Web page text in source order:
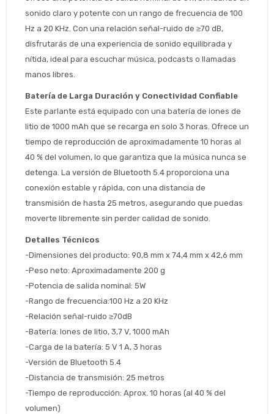
sonido claro y potente con un rango de frecuencia de 100
Hz a 20 KHz. Con una relación señal-ruido de ≥70 dB,
disfrutarás de una experiencia de sonido equilibrada y
nítida, ideal para escuchar música, podcasts o llamadas
manos libres.
Batería de Larga Duración y Conectividad Confiable
Este parlante está equipado con una batería de iones de
litio de 1000 mAh que se recarga en solo 3 horas. Ofrece un
tiempo de reproducción de aproximadamente 10 horas al
40 % del volumen, lo que garantiza que la música nunca se
detenga. La versión de Bluetooth 5.4 proporciona una
conexión estable y rápida, con una distancia de
transmisión de hasta 25 metros, asegurando que puedas
moverte libremente sin perder calidad de sonido.
Detalles Técnicos
-Dimensiones del producto: 90,8 mm x 74,4 mm x 42,6 mm
-Peso neto: Aproximadamente 200 g
-Potencia de salida nominal: 5W
-Rango de frecuencia:100 Hz a 20 KHz
-Relación señal-ruido ≥70dB
-Batería: Iones de litio, 3,7 V, 1000 mAh
-Carga de la batería: 5 V 1 A, 3 horas
-Versión de Bluetooth 5.4
-Distancia de transmisión: 25 metros
-Tiempo de reproducción: Aprox. 10 horas (al 40 % del
volumen)
Comprá ahora y Pagá
Después, hasta en 12
cuotas y sin tocar tu
tarjeta de crédito
* sujeto aprobación crediticia
Cédula de identidad
Día Mes Año
Continuar
Volver al inicio
Estimado/a
Estás calificado para comprar usando Pago
Después.
¡Tenés hasta
para comprar en las cuotas
Seleccioná Pago Después como metodo
de pago
Ups!
Parece que no tenes oferta, lamentamos
el inconveniente, por cualquier duda
contactanos en
preguntas@pagodespues.com.uy
¡Algo salió mal!
Por favor intenta nuevamente mas tarde.